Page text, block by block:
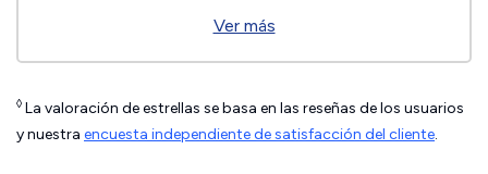
Ver más
◊ La valoración de estrellas se basa en las reseñas de los usuarios
y nuestra encuesta independiente de satisfacción del cliente.